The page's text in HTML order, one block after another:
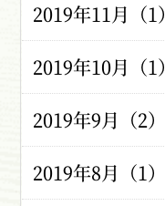
2019年11月（1）
2019年10月（1）
2019年9月（2）
2019年8月（1）